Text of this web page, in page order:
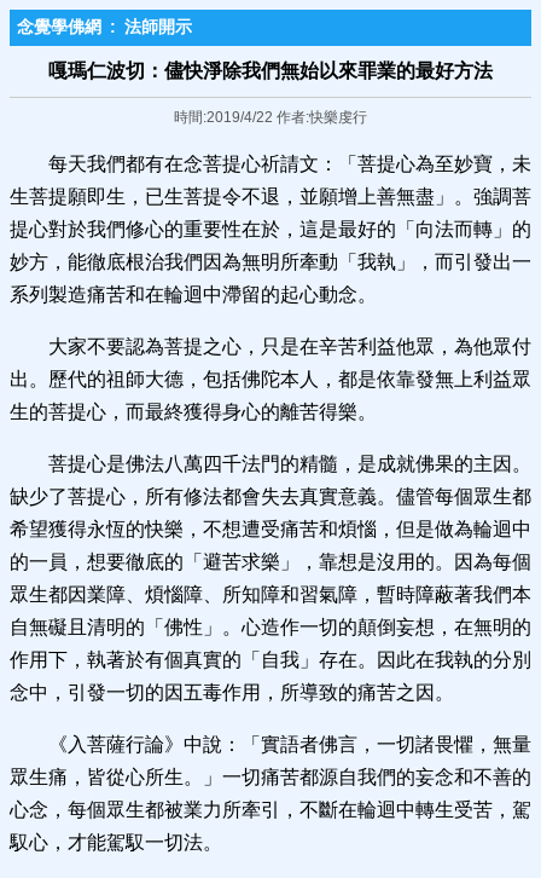
念覺學佛網 : 法師開示
嘎瑪仁波切：儘快淨除我們無始以來罪業的最好方法
時間:2019/4/22 作者:快樂虔行
每天我們都有在念菩提心祈請文：「菩提心為至妙寶，未
生菩提願即生，已生菩提令不退，並願增上善無盡」。強調菩
提心對於我們修心的重要性在於，這是最好的「向法而轉」的
妙方，能徹底根治我們因為無明所牽動「我執」，而引發出一
系列製造痛苦和在輪迴中滯留的起心動念。
大家不要認為菩提之心，只是在辛苦利益他眾，為他眾付
出。歷代的祖師大德，包括佛陀本人，都是依靠發無上利益眾
生的菩提心，而最終獲得身心的離苦得樂。
菩提心是佛法八萬四千法門的精髓，是成就佛果的主因。
缺少了菩提心，所有修法都會失去真實意義。儘管每個眾生都
希望獲得永恆的快樂，不想遭受痛苦和煩惱，但是做為輪迴中
的一員，想要徹底的「避苦求樂」，靠想是沒用的。因為每個
眾生都因業障、煩惱障、所知障和習氣障，暫時障蔽著我們本
自無礙且清明的「佛性」。心造作一切的顛倒妄想，在無明的
作用下，執著於有個真實的「自我」存在。因此在我執的分別
念中，引發一切的因五毒作用，所導致的痛苦之因。
《入菩薩行論》中說：「實語者佛言，一切諸畏懼，無量
眾生痛，皆從心所生。」一切痛苦都源自我們的妄念和不善的
心念，每個眾生都被業力所牽引，不斷在輪迴中轉生受苦，駕
馭心，才能駕馭一切法。